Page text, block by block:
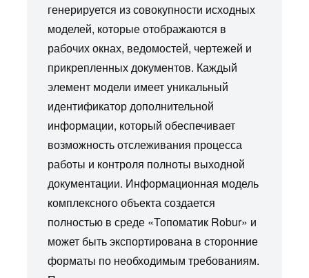
генерируется из совокупности исходных
моделей, которые отображаются в
рабочих окнах, ведомостей, чертежей и
прикрепленных документов. Каждый
элемент модели имеет уникальный
идентификатор дополнительной
информации, который обеспечивает
возможность отслеживания процесса
работы и контроля полноты выходной
документации. Информационная модель
комплексного объекта создается
полностью в среде «Топоматик Robur» и
может быть экспортирована в сторонние
форматы по необходимым требованиям.